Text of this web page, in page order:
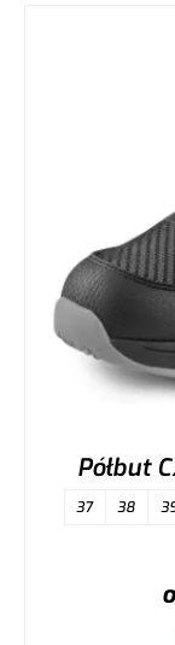
Półbut
37 38